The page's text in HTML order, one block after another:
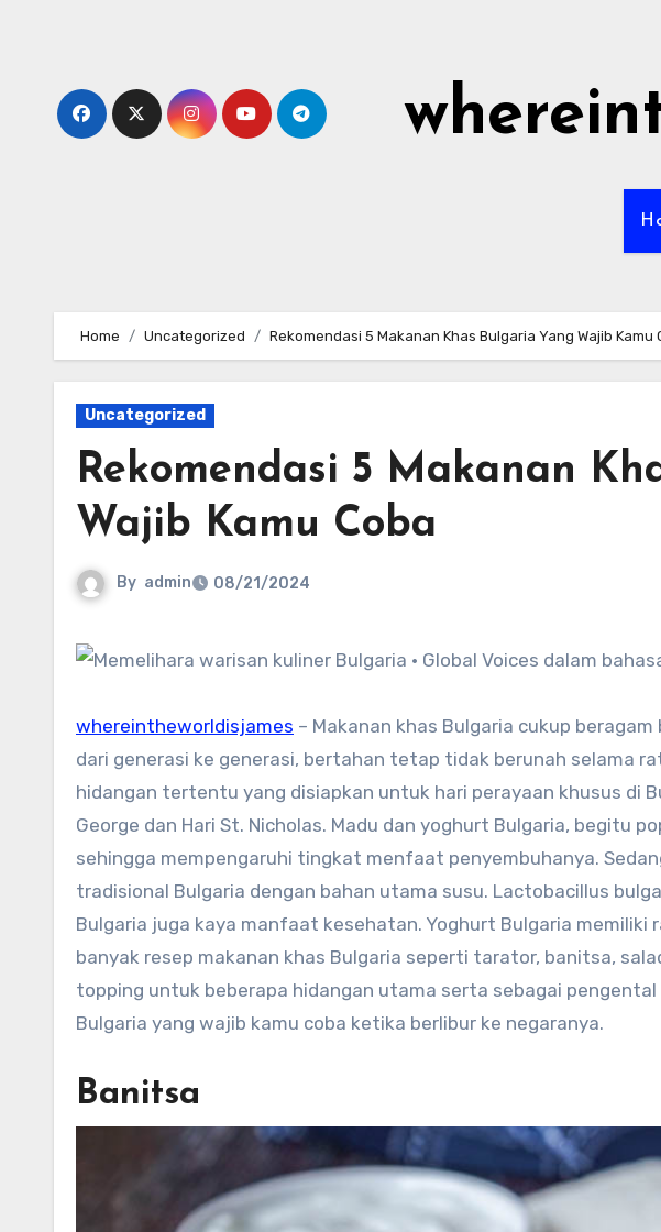
Home Uncategorized Rekomendasi 5 Makanan Khas Bulgaria Yang Wajib Kamu
Uncategorized
Rekomendasi 5 Makanan
Wajib Kamu Coba
By admin 08/21/2024
whereintheworldisjames – Makanan khas Bulgaria cukup
dari generasi ke generasi, bertahan tetap tidak berunah selama
hidangan tertentu yang disiapkan untuk hari perayaan khusus di
George dan Hari St. Nicholas. Madu dan yoghurt Bulgaria, begitu
sehingga mempengaruhi tingkat menfaat penyembuhanya.
tradisional Bulgaria dengan bahan utama susu. Lactobacillus
Bulgaria juga kaya manfaat kesehatan. Yoghurt Bulgaria memiliki
banyak resep makanan khas Bulgaria seperti tarator, banitsa,
topping untuk beberapa hidangan utama serta sebagai
Bulgaria yang wajib kamu coba ketika berlibur ke negaranya.
Banitsa